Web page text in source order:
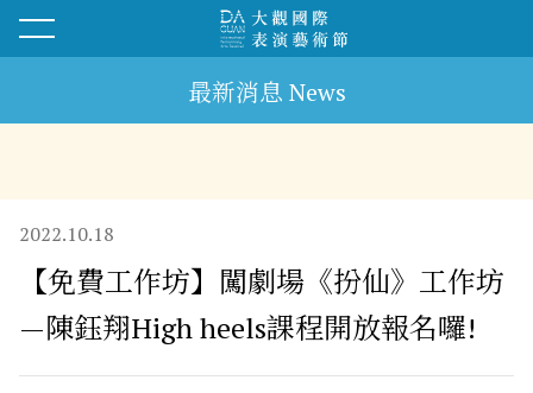
最新消息 News
2022.10.18
【免費工作坊】闖劇場《扮仙》工作坊
—陳鈺翔High heels課程開放報名囉!